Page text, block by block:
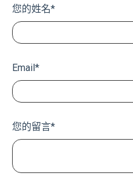
您的姓名*
Email*
您的留言*